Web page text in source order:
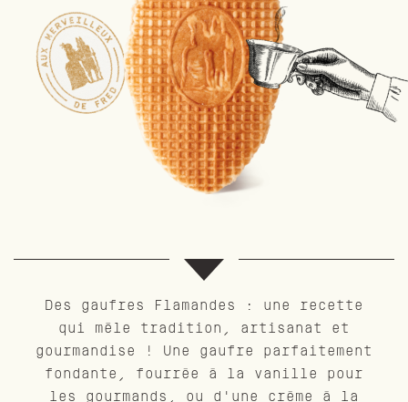
Des gaufres Flamandes : une recette
qui mêle tradition, artisanat et
gourmandise ! Une gaufre parfaitement
fondante, fourrée à la vanille pour
les gourmands, ou d'une crème à la